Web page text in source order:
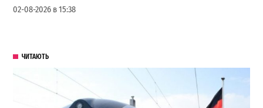
02-08-2026 в 15:38
ЧИТАЮТЬ